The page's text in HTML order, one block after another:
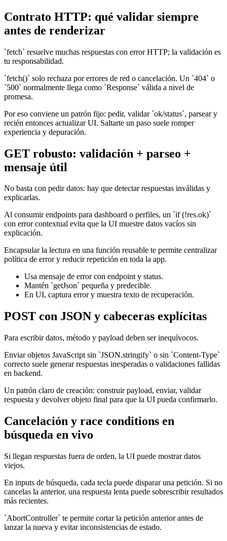
Contrato HTTP: qué validar siempre
antes de renderizar
`fetch` resuelve muchas respuestas con error HTTP; la validación es
tu responsabilidad.
`fetch()` solo rechaza por errores de red o cancelación. Un `404` o
`500` normalmente llega como `Response` válida a nivel de
promesa.
Por eso conviene un patrón fijo: pedir, validar `ok/status`, parsear y
recién entonces actualizar UI. Saltarte un paso suele romper
experiencia y depuración.
GET robusto: validación + parseo +
mensaje útil
No basta con pedir datos: hay que detectar respuestas inválidas y
explicarlas.
Al consumir endpoints para dashboard o perfiles, un `if (!res.ok)`
con error contextual evita que la UI muestre datos vacíos sin
explicación.
Encapsular la lectura en una función reusable te permite centralizar
política de error y reducir repetición en toda la app.
Usa mensaje de error con endpoint y status.
Mantén `getJson` pequeña y predecible.
En UI, captura error y muestra texto de recuperación.
POST con JSON y cabeceras explícitas
Para escribir datos, método y payload deben ser inequívocos.
Enviar objetos JavaScript sin `JSON.stringify` o sin `Content-Type`
correcto suele generar respuestas inesperadas o validaciones fallidas
en backend.
Un patrón claro de creación: construir payload, enviar, validar
respuesta y devolver objeto final para que la UI pueda confirmarlo.
Cancelación y race conditions en
búsqueda en vivo
Si llegan respuestas fuera de orden, la UI puede mostrar datos
viejos.
En inputs de búsqueda, cada tecla puede disparar una petición. Si no
cancelas la anterior, una respuesta lenta puede sobrescribir resultados
más recientes.
`AbortController` te permite cortar la petición anterior antes de
lanzar la nueva y evitar inconsistencias de estado.